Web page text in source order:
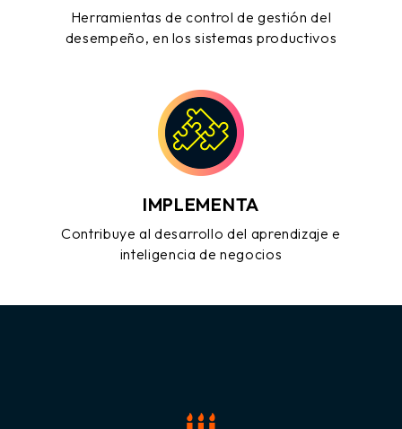
Herramientas de control de gestión del
desempeño, en los sistemas productivos
IMPLEMENTA
Contribuye al desarrollo del aprendizaje e
inteligencia de negocios